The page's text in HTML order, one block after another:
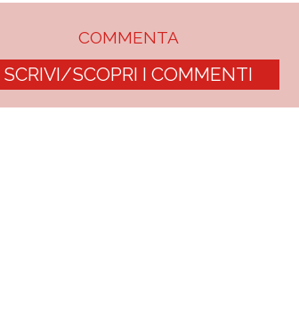
COMMENTA
SCRIVI/SCOPRI I COMMENTI